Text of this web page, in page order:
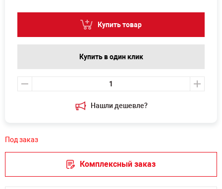
Нашли дешевле?
Купить товар
Купить в один клик
Под заказ
Комплексный заказ